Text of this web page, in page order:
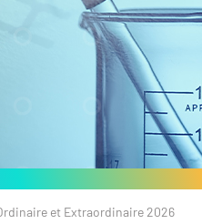
et Extraordinaire 2026